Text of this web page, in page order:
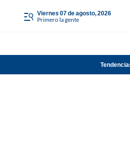
viernes 07 de agosto, 2026
Primero la gente